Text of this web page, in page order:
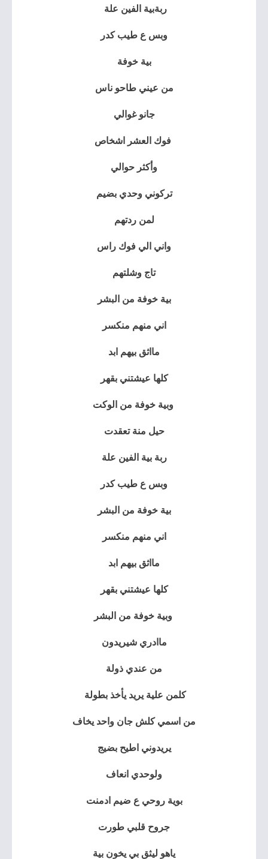
ربة⁦ بية الفين علة
وبس ع طيب كدر
بية خوفة
من عيني طاحو ناس
جانو غوالي
فوك العشر اشخاص
وأكثر حوالي
تركوني وحدي بضيم
لمن ردتهم
واني الي فوك راس
تاج وشلتهم⁦
بية خوفة من البشر
اني منهم منكسر
مااثق بيهم ابد
كلها عيشتني بقهر
وبية خوفة من الوكت
حيل منة تعقدت
ربة بية الفين علة
وبس ع طيب كدر
بية خوفة من البشر
اني منهم منكسر
مااثق بيهم ابد
كلها عيشتني بقهر
وبية خوفة من البشر
ماادري شيريدون
من عندي ذولة
كلمن علية يريد يأخذ بطولة
من اسمي كلش جان واحد يخاف
يريدوني اطيح بضيج
ولوحدي انعاف
بويةروحي ع ضيم ادمنت
جروح قلبي طورت
ياهو ليثق بي يخون بية